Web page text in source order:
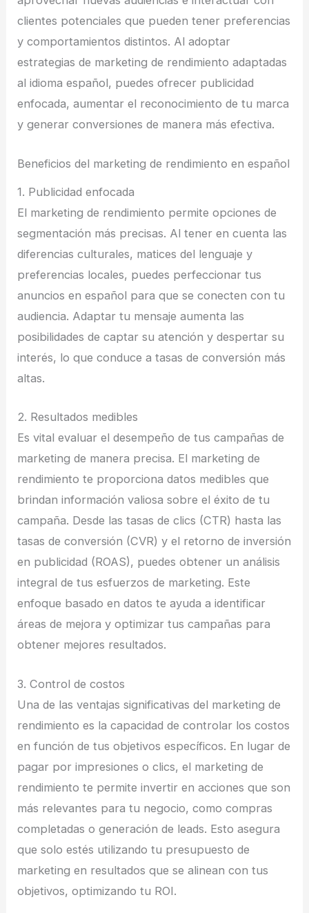
clientes potenciales que pueden tener preferencias
y comportamientos distintos. Al adoptar
estrategias de marketing de rendimiento adaptadas
al idioma español, puedes ofrecer publicidad
enfocada, aumentar el reconocimiento de tu marca
y generar conversiones de manera más efectiva.
Beneficios del marketing de rendimiento en español
1. Publicidad enfocada
El marketing de rendimiento permite opciones de
segmentación más precisas. Al tener en cuenta las
diferencias culturales, matices del lenguaje y
preferencias locales, puedes perfeccionar tus
anuncios en español para que se conecten con tu
audiencia. Adaptar tu mensaje aumenta las
posibilidades de captar su atención y despertar su
interés, lo que conduce a tasas de conversión más
altas.
2. Resultados medibles
Es vital evaluar el desempeño de tus campañas de
marketing de manera precisa. El marketing de
rendimiento te proporciona datos medibles que
brindan información valiosa sobre el éxito de tu
campaña. Desde las tasas de clics (CTR) hasta las
tasas de conversión (CVR) y el retorno de inversión
en publicidad (ROAS), puedes obtener un análisis
integral de tus esfuerzos de marketing. Este
enfoque basado en datos te ayuda a identificar
áreas de mejora y optimizar tus campañas para
obtener mejores resultados.
3. Control de costos
Una de las ventajas significativas del marketing de
rendimiento es la capacidad de controlar los costos
en función de tus objetivos específicos. En lugar de
pagar por impresiones o clics, el marketing de
rendimiento te permite invertir en acciones que son
más relevantes para tu negocio, como compras
completadas o generación de leads. Esto asegura
que solo estés utilizando tu presupuesto de
marketing en resultados que se alinean con tus
objetivos, optimizando tu ROI.